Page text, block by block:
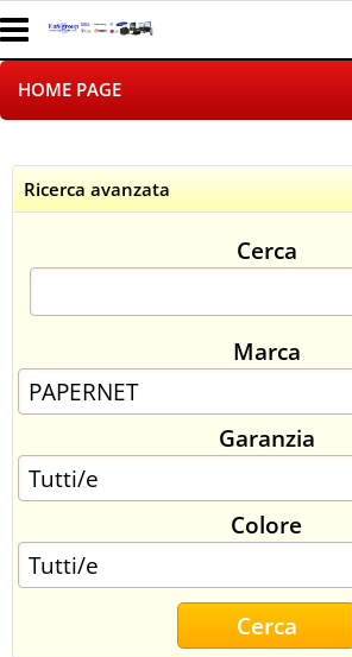
HOME PAGE
LOGISTICA
NEGOZI ON LINE
SINCRONIZZATI CON NOI
SPEDIZIONI
CONTATTI
Ricerca avanzata
Cerca
Marca
Garanzia
Colore